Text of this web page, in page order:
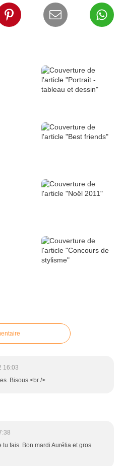
16:03
Bisous.<br />
tu fais. Bon mardi Aurélia et gros